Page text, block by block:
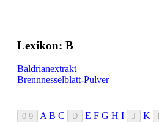
Lexikon: B
Baldrianextrakt
Brennnesselblatt-Pulver
0-9 A B C D E F G H I J K